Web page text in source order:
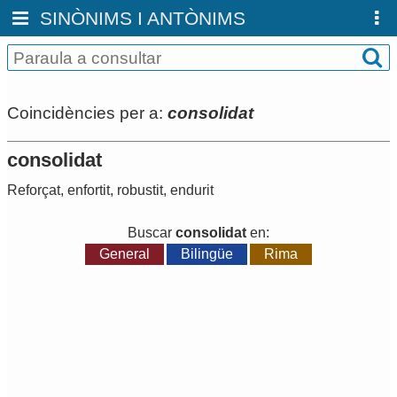
SINÒNIMS I ANTÒNIMS
Coincidències per a: consolidat
consolidat
Reforçat, enfortit, robustit, endurit
Buscar consolidat en:
General
Bilingüe Rima